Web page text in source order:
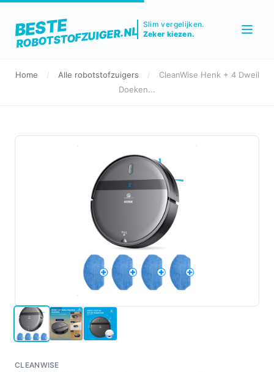
BESTE
ROBOTSTOFZUIGER.NL
Slim vergelijken.
Zeker kiezen.
Home / Alle robotstofzuigers /
CleanWise Henk + 4 Dweil
Doeken...
CLEANWISE